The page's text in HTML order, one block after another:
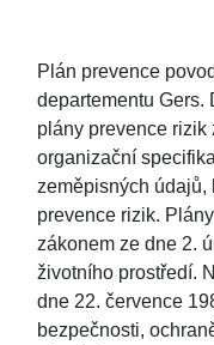
Plán prevence
departementu Gers.
plány prevence rizik
organizační
zeměpisných údajů,
prevence rizik.
zákonem ze dne 2.
životního prostředí.
dne 22. července
bezpečnosti,